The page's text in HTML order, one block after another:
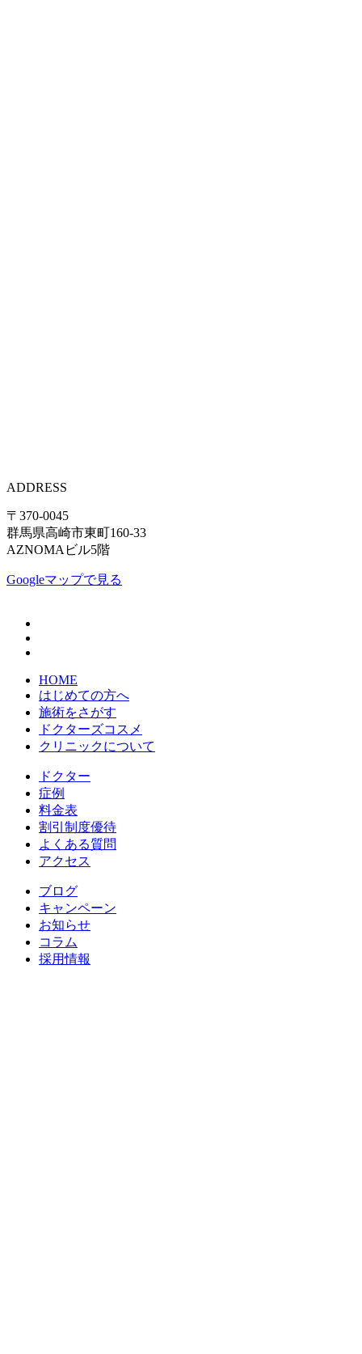
ADDRESS
〒370-0045
群馬県高崎市東町160-33
AZNOMAビル5階
Googleマップで見る
HOME
はじめての方へ
施術をさがす
ドクターズコスメ
クリニックについて
ドクター
症例
料金表
割引制度優待
よくある質問
アクセス
ブログ
キャンペーン
お知らせ
コラム
採用情報